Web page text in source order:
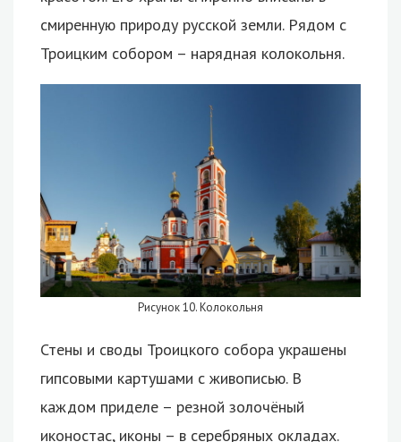
смиренную природу русской земли. Рядом с
Троицким собором – нарядная колокольня.
Рисунок 10. Колокольня
Стены и своды Троицкого собора украшены
гипсовыми картушами с живописью. В
каждом приделе – резной золочёный
иконостас, иконы – в серебряных окладах.